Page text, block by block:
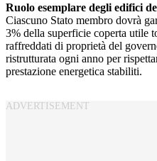
Ruolo esemplare degli edifici
Ciascuno Stato membro dovrà
3% della superficie coperta utile
raffreddati di proprietà del
ristrutturata ogni anno per
prestazione energetica stabiliti.